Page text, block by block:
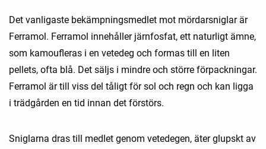
Det vanligaste bekämpningsmedlet mot mördarsniglar är
Ferramol. Ferramol innehåller järnfosfat, ett naturligt ämne,
som kamoufleras i en vetedeg och formas till en liten
pellets, ofta blå. Det säljs i mindre och större förpackningar.
Ferramol är till viss del tåligt för sol och regn och kan ligga
i trädgården en tid innan det förstörs.
Sniglarna dras till medlet genom vetedegen, äter glupskt av